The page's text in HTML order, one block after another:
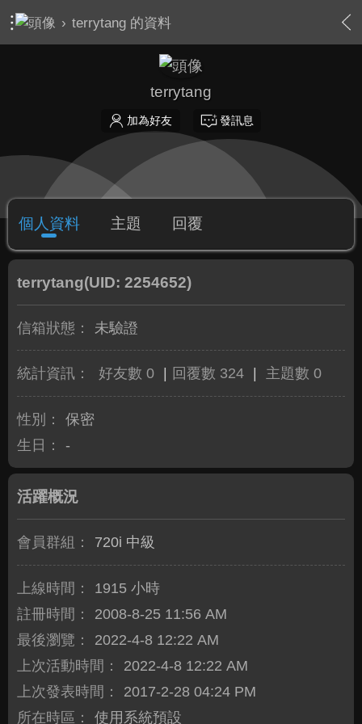
› terrytang 的資料
terrytang
加為好友 發訊息
個人資料 主題 回覆
terrytang(UID: 2254652)
信箱狀態： 未驗證
統計資訊： 好友數 0 回覆數 324 主題數 0
性別：
保密
生日：
-
活躍概況
會員群組： 720i 中級
上線時間：
1915 小時
註冊時間：
2008-8-25 11:56 AM
最後瀏覽：
2022-4-8 12:22 AM
上次活動時間：
2022-4-8 12:22 AM
上次發表時間：
2017-2-28 04:24 PM
所在時區：
使用系統預設